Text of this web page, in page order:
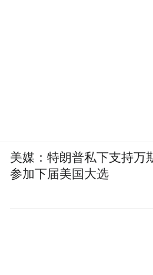
美媒：特朗普私下支持万
参加下届美国大选